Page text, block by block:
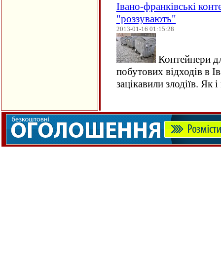
Івано-франківські
"роззувають"
2013-01-16 01:15:28
Контейнери
побутових відходів в
зацікавили злодіїв. Як